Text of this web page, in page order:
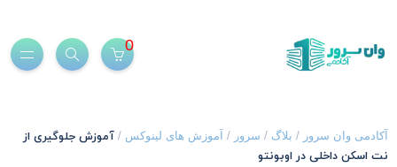
وان سرور / بلاگ/ سرور / آموزش های لینوکس/ آموزش جلوگیری از
اسکن داخلی در اوبونتو